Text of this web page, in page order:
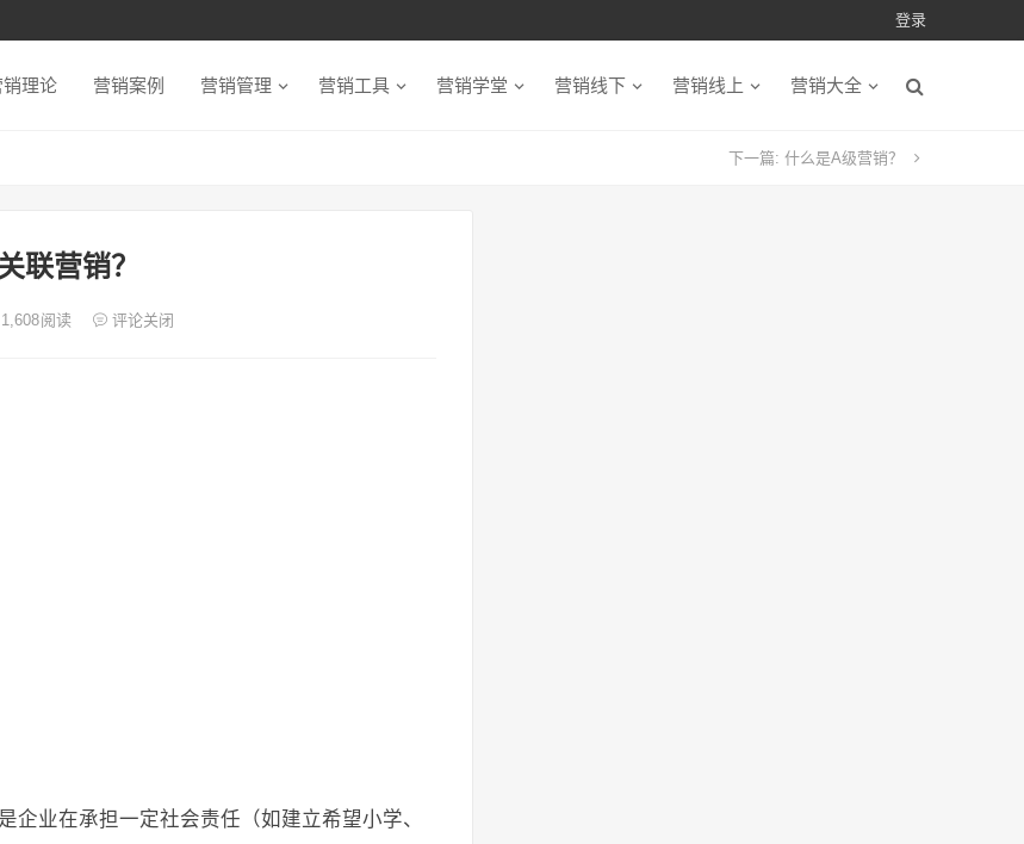
登录
销理论 营销案例 营销管理 营销工具 营销学堂 营销线下 营销线上 营销大全
下一篇: 什么是A级营销？
联营销？
阅读 评论关闭
业在承担一定社会责任（如建立希望小学、